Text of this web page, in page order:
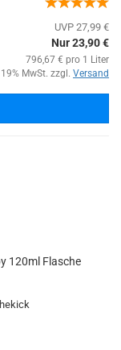
UVP 27,99 €
Nur 23,90 €
796,67 € pro 1 Liter
MwSt. zzgl. Versand
120ml Flasche